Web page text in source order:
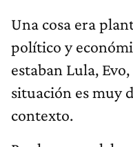
Una cosa era
político y
estaban Lula,
situación es muy
contexto.